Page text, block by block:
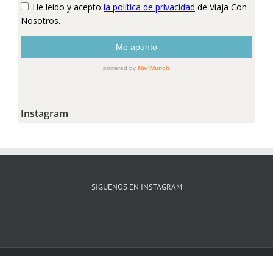
Instagram
SIGUENOS EN INSTAGRAM